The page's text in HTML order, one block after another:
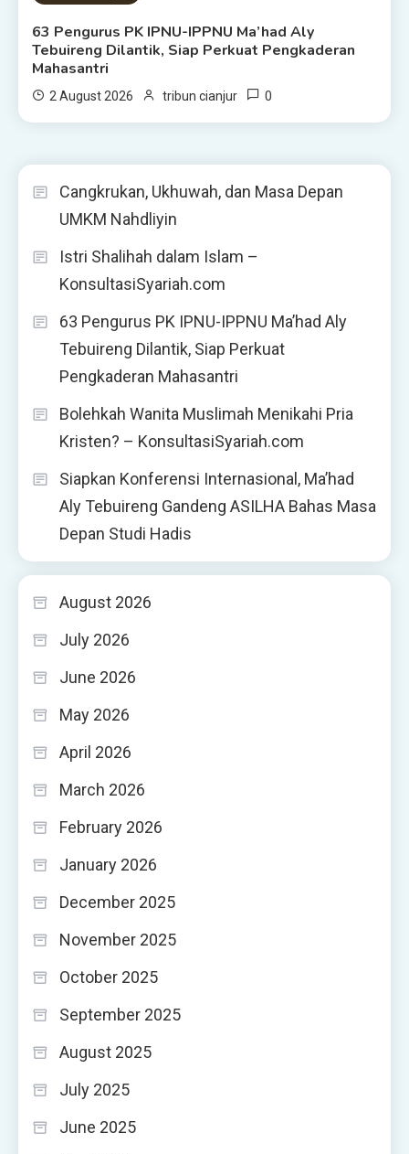
63 Pengurus PK IPNU-IPPNU Ma’had Aly
Tebuireng Dilantik, Siap Perkuat Pengkaderan
Mahasantri
2 August 2026 tribun cianjur 0
Cangkrukan, Ukhuwah, dan Masa Depan
UMKM Nahdliyin
Istri Shalihah dalam Islam –
KonsultasiSyariah.com
63 Pengurus PK IPNU-IPPNU Ma’had Aly
Tebuireng Dilantik, Siap Perkuat
Pengkaderan Mahasantri
Bolehkah Wanita Muslimah Menikahi Pria
Kristen? – KonsultasiSyariah.com
Siapkan Konferensi Internasional, Ma’had
Aly Tebuireng Gandeng ASILHA Bahas Masa
Depan Studi Hadis
August 2026
July 2026
June 2026
May 2026
April 2026
March 2026
February 2026
January 2026
December 2025
November 2025
October 2025
September 2025
August 2025
July 2025
June 2025